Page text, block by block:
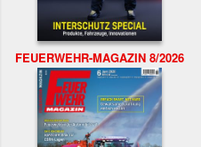
FEUERWEHR-MAGAZIN 8/2026